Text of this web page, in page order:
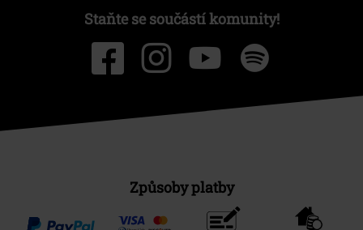
Staňte se součástí komunity!
Způsoby platby